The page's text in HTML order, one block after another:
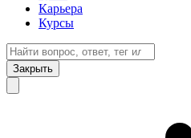
Карьера
Курсы
Закрыть